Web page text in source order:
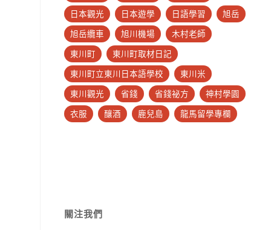
日本觀光 日本遊學 日語學習 旭岳
旭岳纜車 旭川機場 木村老師
東川町 東川町取材日記
東川町立東川日本語學校 東川米
東川觀光 省錢 省錢祕方 神村學園
衣服 釀酒 鹿兒島 龍馬留學專欄
關注我們